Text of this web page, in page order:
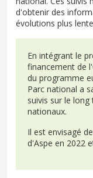
d'obtenir des
évolutions plus
En intégrant le
financement de
du programme
Parc national a
suivis sur le
nationaux.
Il est envisagé
d'Aspe en 2022